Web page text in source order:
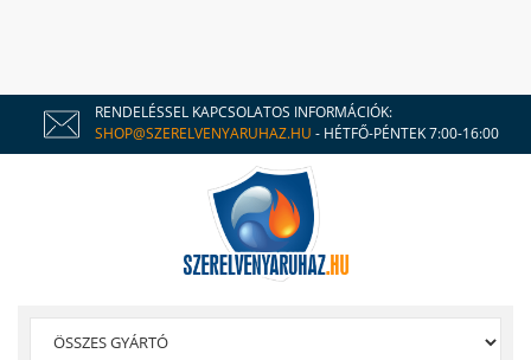
RENDELÉSSEL KAPCSOLATOS INFORMÁCIÓK:
SHOP@SZERELVENYARUHAZ.HU - HÉTFŐ-PÉNTEK 7:00-16:00